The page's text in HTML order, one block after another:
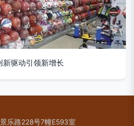
驱动引领新增长
乐路228号7幢E593室